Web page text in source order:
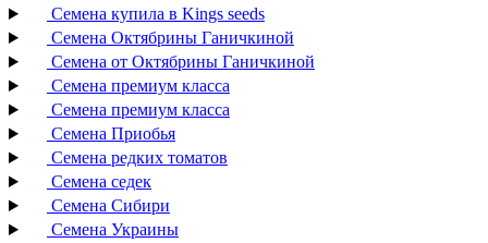
Семена купила в Kings seeds
Семена Октябрины Ганичкиной
Семена от Октябрины Ганичкиной
Семена премиум класса
Семена премиум класса
Семена Приобья
Семена редких томатов
Семена седек
Семена Сибири
Семена Украины